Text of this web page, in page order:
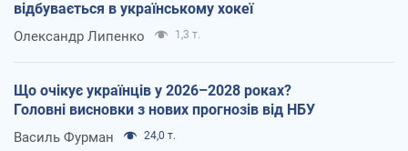
відбувається в українському хокеї
Олександр Липенко 1,3 т.
Що очікує українців у 2026–2028 роках?
Головні висновки з нових прогнозів від НБУ
Василь Фурман 24,0 т.